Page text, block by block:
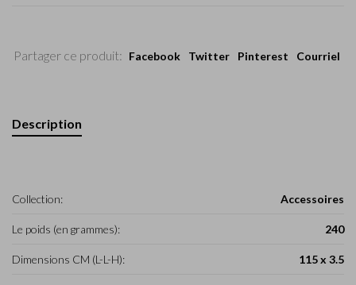
Partager ce produit: Facebook Twitter Pinterest Courriel
Description
Collection: Accessoires
Le poids (en grammes): 240
Dimensions CM (L-L-H): 115 x 3.5